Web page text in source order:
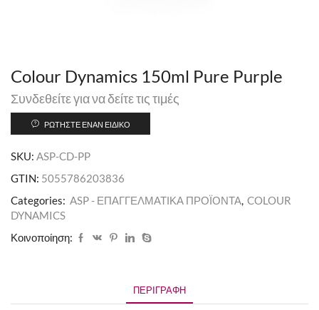
Colour Dynamics 150ml Pure Purple
Συνδεθείτε για να δείτε τις τιμές
ΡΩΤΉΣΤΕ ΈΝΑΝ ΕΙΔΙΚΌ
SKU: ASP-CD-PP
GTIN: 5055786203836
Categories: ASP - ΕΠΑΓΓΕΛΜΑΤΙΚΑ ΠΡΟΪΟΝΤΑ, COLOUR
DYNAMICS
Κοινοποίηση:
ΠΕΡΙΓΡΑΦΉ